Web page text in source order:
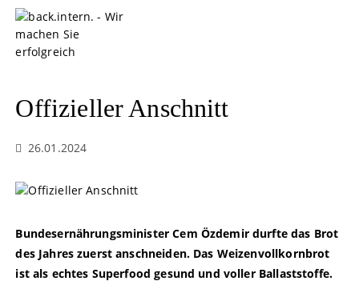
Offizieller Anschnitt
26.01.2024
Bundesernährungsminister Cem Özdemir durfte das Brot
des Jahres zuerst anschneiden. Das Weizenvollkornbrot
ist als echtes Superfood gesund und voller Ballaststoffe.